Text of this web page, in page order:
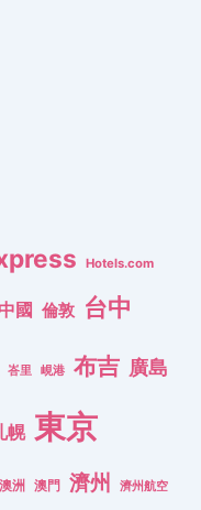
Hotels.com
中國 倫敦 台中
峇里 峴港 布吉 廣島
幌 東京
澳洲 澳門 濟州 濟州航空